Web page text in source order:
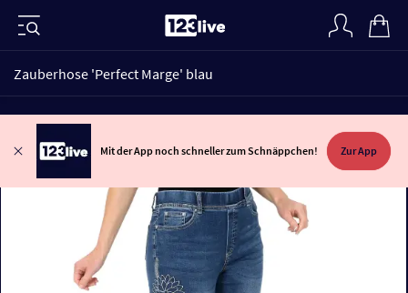
Zauberhose 'Perfect Marge' blau
Mit der App noch schneller zum Schnäppchen! Zur App